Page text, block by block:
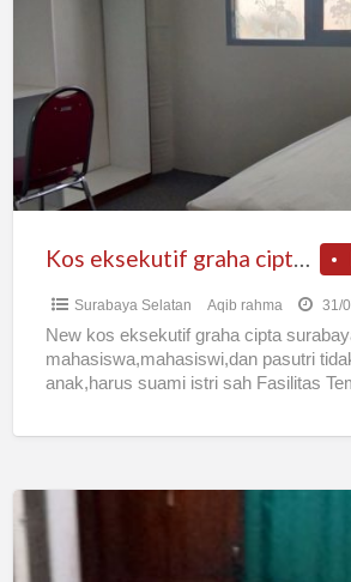
surabaya
Kos eksekutif graha cipta surabaya
Surabaya Selatan Aqib rahma 31/
New kos eksekutif graha cipta
mahasiswa,mahasiswi,dan pasutri
anak,harus suami istri sah Fasilitas
Ai
kost